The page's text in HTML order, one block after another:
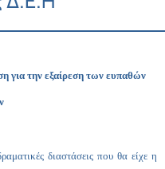
για την εξαίρεση των ευπαθών
διαστάσεις που θα είχε η